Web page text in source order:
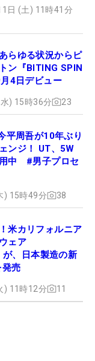
日 (土) 11時41分
らゆる状況からピ
ン『BITING SPIN
4日デビュー
) 15時36分 23
平周吾が10年ぶり
ンジ！ UT、5W
中 #男子プロセ
) 15時49分 38
米カリフォルニア
ェア
が、日本製造の新
売
) 11時12分 11